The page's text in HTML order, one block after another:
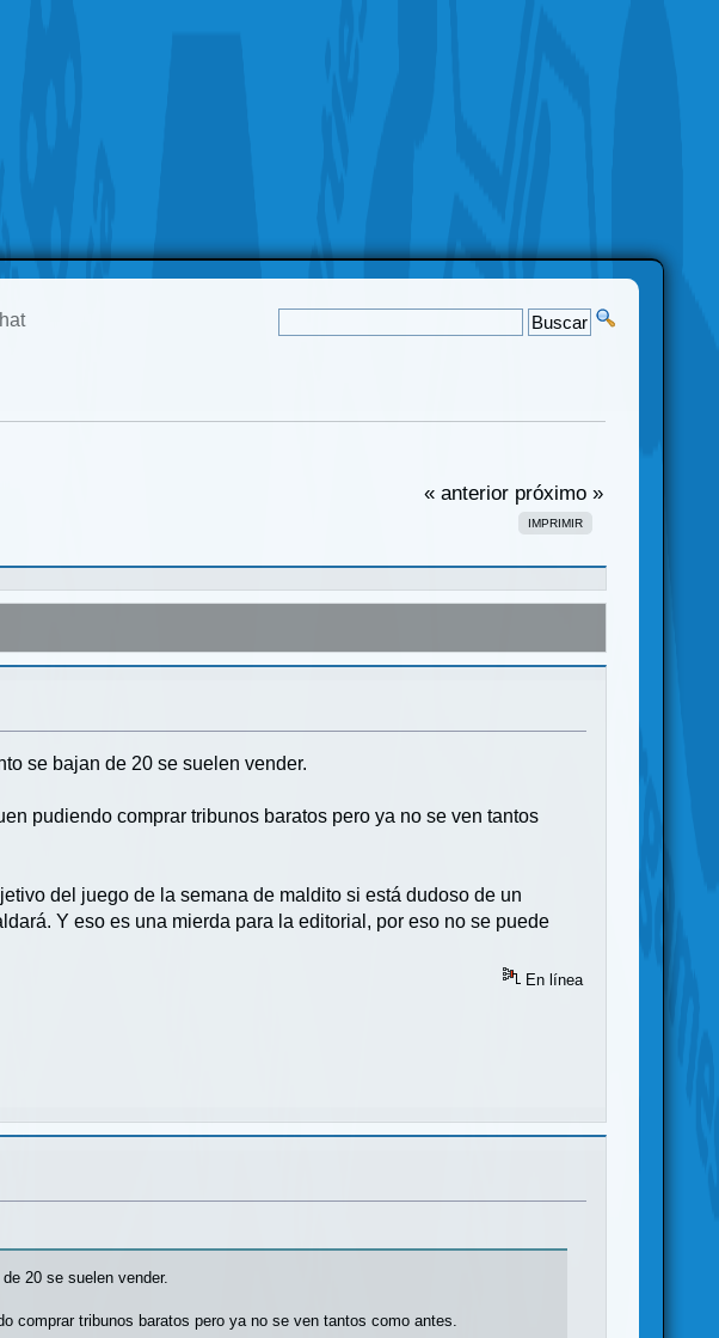
« anterior próximo »
IMPRIMIR
se bajan de 20 se suelen vender.
pudiendo comprar tribunos baratos pero ya no se ven tantos
del juego de la semana de maldito si está dudoso de un
Y eso es una mierda para la editorial, por eso no se puede
En línea
20 se suelen vender.
comprar tribunos baratos pero ya no se ven tantos como antes.